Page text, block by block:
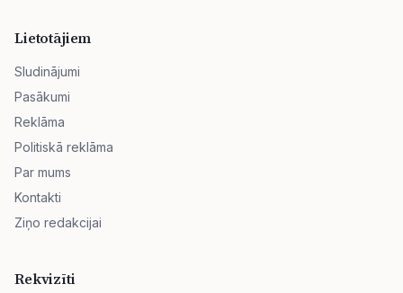
Lietotājiem
Sludinājumi
Pasākumi
Reklāma
Politiskā reklāma
Par mums
Kontakti
Ziņo redakcijai
Rekvizīti